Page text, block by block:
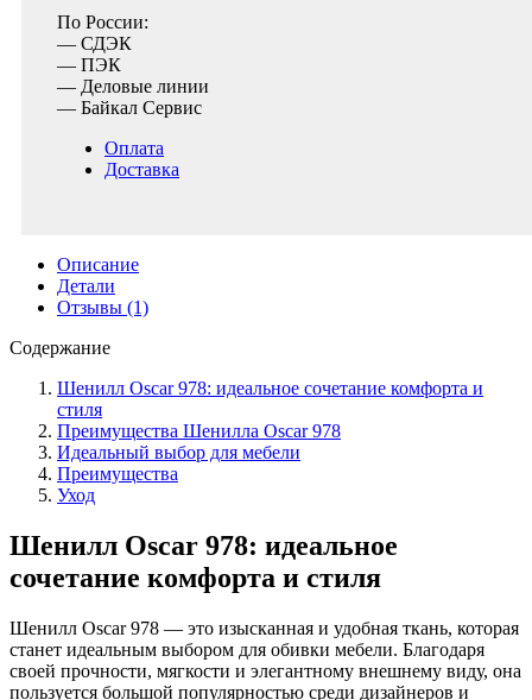
По России:
— СДЭК
— ПЭК
— Деловые линии
— Байкал Сервис
Оплата
Доставка
Описание
Детали
Отзывы (1)
Содержание
Шенилл Oscar 978: идеальное сочетание комфорта и
стиля
Преимущества Шенилла Oscar 978
Идеальный выбор для мебели
Преимущества
Уход
Шенилл Oscar 978: идеальное
сочетание комфорта и стиля
Шенилл Oscar 978 — это изысканная и удобная ткань, которая
станет идеальным выбором для обивки мебели. Благодаря
своей прочности, мягкости и элегантному внешнему виду, она
пользуется большой популярностью среди дизайнеров и